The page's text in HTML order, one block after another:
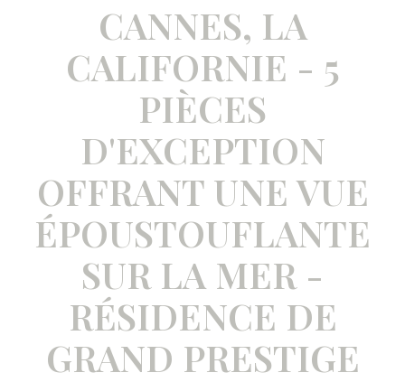
CANNES, LA
CALIFORNIE - 5
PIÈCES
D'EXCEPTION
OFFRANT UNE VUE
ÉPOUSTOUFLANTE
SUR LA MER -
RÉSIDENCE DE
GRAND PRESTIGE